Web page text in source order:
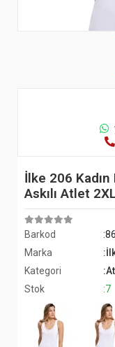
İlke 206
Askılı Atlet
Barkod
Marka
Kategori
Stok
:7